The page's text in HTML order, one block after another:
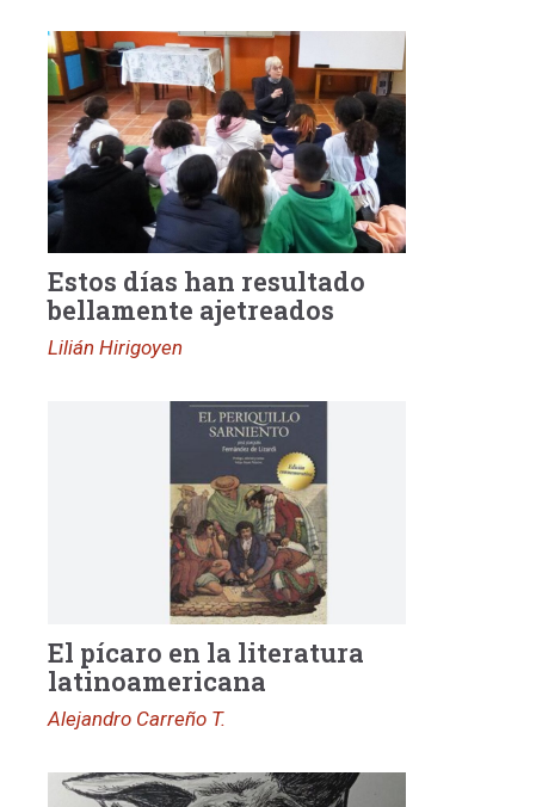
Estos días han resultado
bellamente ajetreados
Lilián Hirigoyen
El pícaro en la literatura
latinoamericana
Alejandro Carreño T.